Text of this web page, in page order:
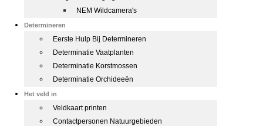
NEM Wildcamera's
Determineren
Eerste Hulp Bij Determineren
Determinatie Vaatplanten
Determinatie Korstmossen
Determinatie Orchideeën
Het veld in
Veldkaart printen
Contactpersonen Natuurgebieden